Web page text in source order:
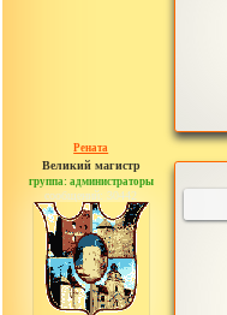
Рената
Великий магистр
группа: администраторы
сообщений: 30442